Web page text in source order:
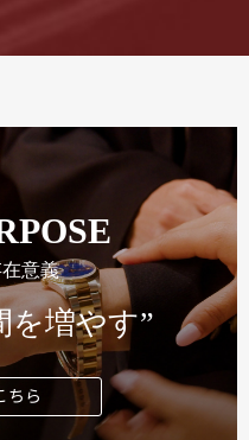
意義
を増やす”
ちら